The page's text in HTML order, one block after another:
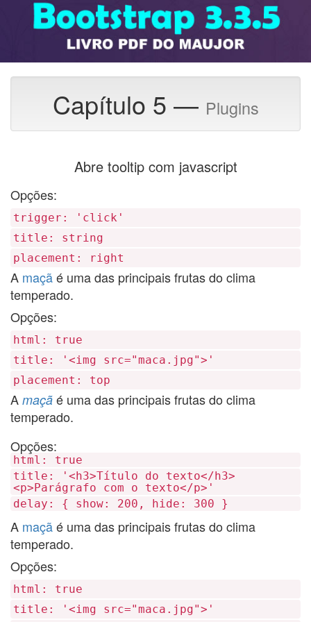
Capítulo 5 — Plugins
Abre tooltip com javascript
Opções:
trigger: 'click'
title: string
placement: right
A maçãé uma das principais frutas do clima
temperado.
Opções:
html: true
title: '<img src="maca.jpg">'
placement: top
A maçã é uma das principais frutas do clima
temperado.
Opções:
html: true
title: '<h3>Título do texto</h3>
<p>Parágrafo com o texto</p>'
delay: { show: 200, hide: 300 }
A maçãé uma das principais frutas do clima
temperado.
Opções:
html: true
title: '<img src="maca.jpg">'